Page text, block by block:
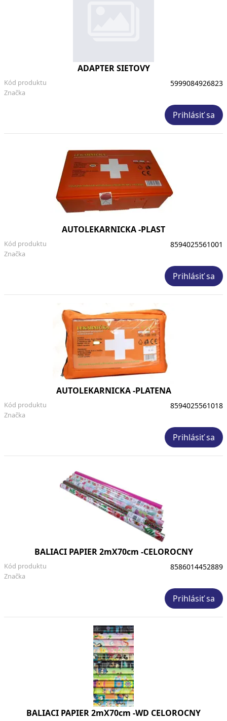
ADAPTER SIETOVY
Značka
Kód produktu 5999084926823
Prihlásiť sa
AUTOLEKARNICKA -PLAST
Značka
Kód produktu 8594025561001
Prihlásiť sa
AUTOLEKARNICKA -PLATENA
Značka
Kód produktu 8594025561018
Prihlásiť sa
BALIACI PAPIER 2mX70cm -CELOROCNY
Značka
Kód produktu 8586014452889
Prihlásiť sa
BALIACI PAPIER 2mX70cm -WD CELOROCNY